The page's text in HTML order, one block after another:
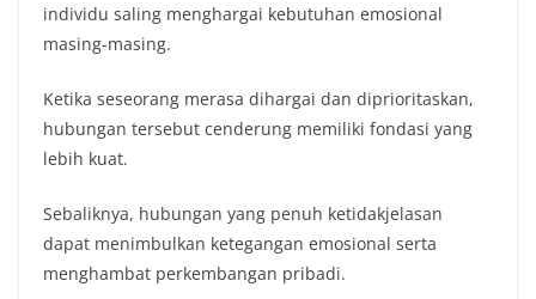
individu saling menghargai kebutuhan emosional
masing-masing.
Ketika seseorang merasa dihargai dan diprioritaskan,
hubungan tersebut cenderung memiliki fondasi yang
lebih kuat.
Sebaliknya, hubungan yang penuh ketidakjelasan
dapat menimbulkan ketegangan emosional serta
menghambat perkembangan pribadi.